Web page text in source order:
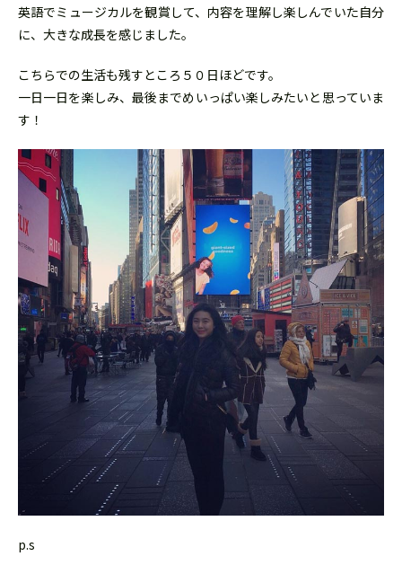
英語でミュージカルを観賞して、内容を理解し楽しんでいた自分
に、大きな成長を感じました。
こちらでの生活も残すところ５０日ほどです。
一日一日を楽しみ、最後までめいっぱい楽しみたいと思っていま
す！
p.s